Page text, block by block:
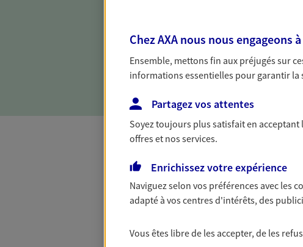
dresser un bilan complet de votre
solide pour vous formuler des
besoins.
Toutes nos
Chez AXA nous nous engageons
Ensemble, mettons fin aux préjugés sur
informations essentielles pour garantir la
Partagez vos attentes
Soyez toujours plus satisfait en acceptant
offres et nos services.
Enrichissez votre expérience
Naviguez selon vos préférences avec les
adapté à vos centres d'intérêts, des
Vous êtes libre de les accepter, de les